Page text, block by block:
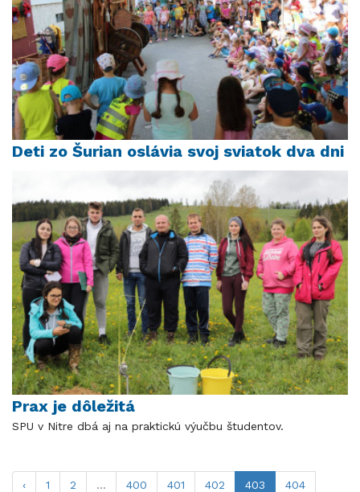
Deti zo Šurian oslávia svoj sviatok dva dni
Prax je dôležitá
SPU v Nitre dbá aj na praktickú výučbu študentov.
‹ 1 2 ... 400 401 402 403 404